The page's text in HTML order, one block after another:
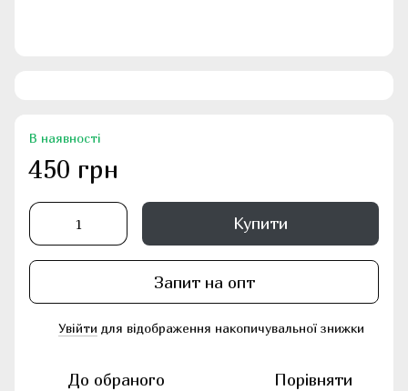
В наявності
450 грн
Купити
Запит на опт
Увійти для відображення накопичувальної знижки
До обраного Порівняти